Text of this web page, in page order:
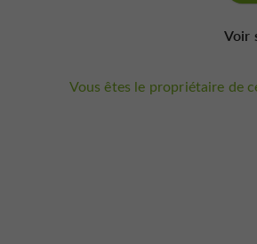
Voir
Vous êtes le propriétaire de